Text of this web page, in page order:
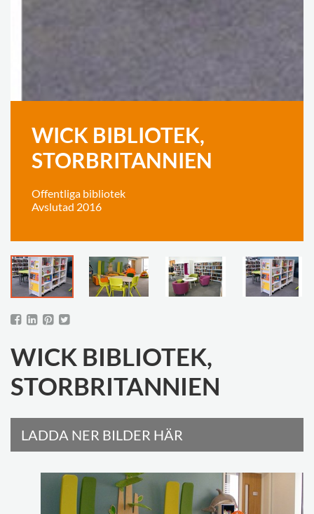
WICK BIBLIOTEK,
STORBRITANNIEN
Offentliga bibliotek
Avslutad 2016
WICK BIBLIOTEK,
STORBRITANNIEN
LADDA NER BILDER HÄR